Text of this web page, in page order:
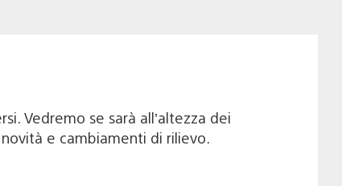
Vedremo se sarà all’altezza dei
e cambiamenti di rilievo.